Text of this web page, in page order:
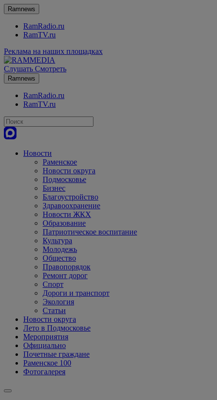
Ramnews
RamRadio.ru
RamTV.ru
Реклама на наших площадках
Слушать Смотреть
Ramnews
RamRadio.ru
RamTV.ru
Новости
Раменское
Новости округа
Подмосковье
Бизнес
Благоустройство
Здравоохранение
Новости ЖКХ
Образование
Патриотическое воспитание
Культура
Молодежь
Общество
Правопорядок
Ремонт дорог
Спорт
Дороги и транспорт
Экология
Статьи
Новости округа
Лето в Подмосковье
Мероприятия
Официально
Почетные граждане
Раменское 100
Фотогалерея